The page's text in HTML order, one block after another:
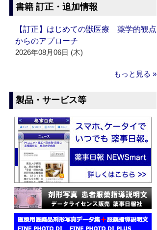
書籍 訂正・追加情報
【訂正】はじめての獣医療 薬学的観点
からのアプローチ
2026年08月06日 (木)
もっと見る »
製品・サービス等